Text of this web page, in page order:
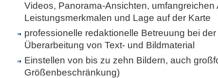
Videos, Panorama-Ansichten, umfangreichen
Leistungsmerkmalen und Lage auf der Karte
professionelle redaktionelle Betreuung bei
Überarbeitung von Text- und Bildmaterial
Einstellen von bis zu zehn Bildern, auch
Größenbeschränkung)